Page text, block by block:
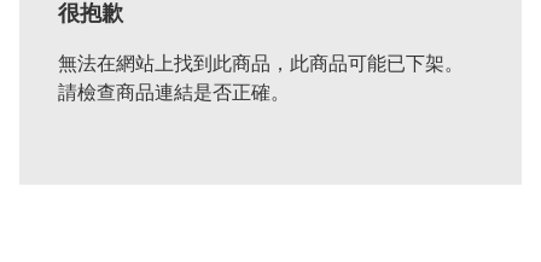
很抱歉
無法在網站上找到此商品，此商品可能已下架。
請檢查商品連結是否正確。